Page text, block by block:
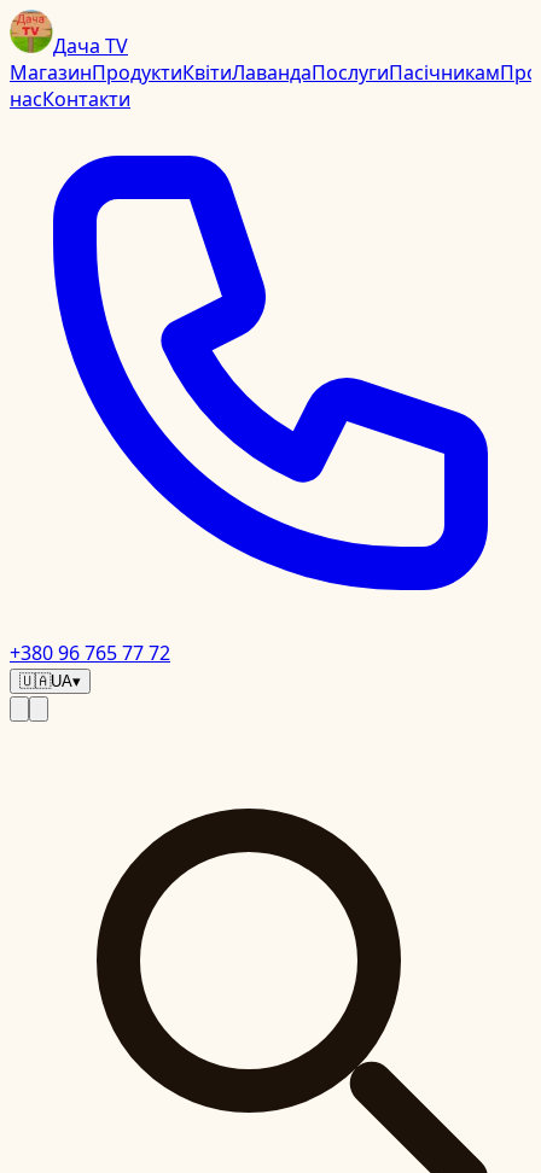
Дача TV
МагазинПродуктиКвітиЛавандаПослугиПасічникамПро
насКонтакти
+380 96 765 77 72
🇺🇦UA▾